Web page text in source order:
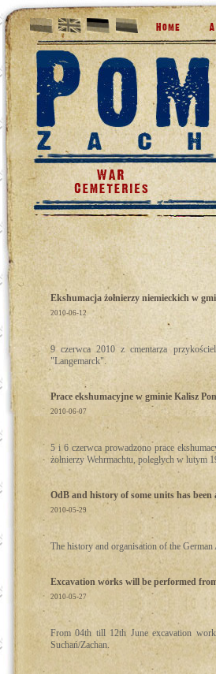
Ekshumacja żołnierzy niemieckich w
2010-06-12
9 czerwca 2010 z cmentarza
"Langemarck".
Prace ekshumacyjne w gminie Kalisz
2010-06-07
5 i 6 czerwca prowadzono prace
żołnierzy Wehrmachtu, poległych w lutym
OdB and history of some units has been
2010-05-29
The history and organisation of the
Excavation works will be performed
2010-05-27
From 04th till 12th June excavation
Suchań/Zachan.